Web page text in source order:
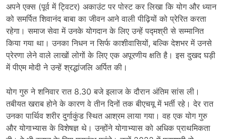
अपने एक्स (पूर्व में ट्विटर) अकाउंट पर पोस्ट कर लिखा कि योग और ध्यान
को समर्पित शिवानंद बाबा का जीवन आने वाली पीढ़ियों को प्रेरित करता
रहेगा। समाज सेवा में उनके योगदान के लिए उन्हें पद्मश्री से सम्मानित
किया गया था। उनका निधन न सिर्फ काशीवासियों, बल्कि देशभर में उनसे
प्रेरणा लेने वाले लाखों लोगों के लिए एक अपूरणीय क्षति है। इस दुखद घड़ी
में पीएम मोदी ने उन्हें श्रद्धांजलि अर्पित की।
योग गुरु ने शनिवार रात 8.30 बजे इलाज के दौरान अंतिम सांस ली।
तबीयत खराब होने के कारण वे तीन दिनों तक बीएचयू में भर्ती रहे। देर रात
उनका पार्थिव शरीर दुर्गाकुंड स्थित आश्रम लाया गया। वह एक योग गुरु
और योगाभ्यास के विशेषज्ञ थे। उन्होंने योगाभ्यास को अधिक प्राथमिकता